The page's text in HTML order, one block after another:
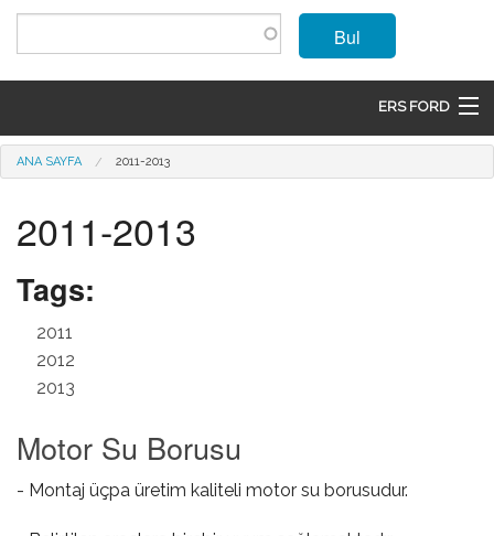
Ana içeriğe atla
Bul
ERS FORD
ANASAYFA
MODELLER
ÜRÜNLER
ÜYE OL
GIRIŞ
SEPET
Buradasınız
ANA SAYFA 2011-2013
2011-2013
Tags:
2011
2012
2013
Motor Su Borusu
- Montaj üçpa üretim kaliteli motor su borusudur.